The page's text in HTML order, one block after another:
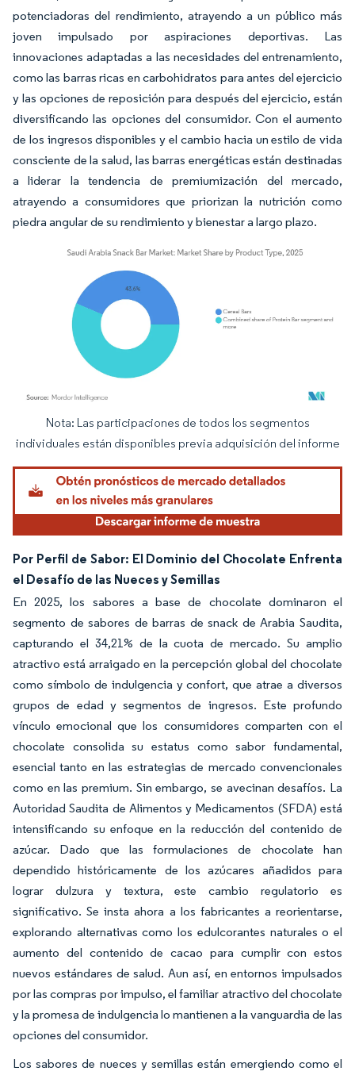
potenciadoras del rendimiento, atrayendo a un público más
joven impulsado por aspiraciones deportivas. Las
innovaciones adaptadas a las necesidades del entrenamiento,
como las barras ricas en carbohidratos para antes del ejercicio
y las opciones de reposición para después del ejercicio, están
diversificando las opciones del consumidor. Con el aumento
de los ingresos disponibles y el cambio hacia un estilo de vida
consciente de la salud, las barras energéticas están destinadas
a liderar la tendencia de premiumización del mercado,
atrayendo a consumidores que priorizan la nutrición como
piedra angular de su rendimiento y bienestar a largo plazo.
Imagen © Mordor Intelligence. El uso requiere atribución según CC BY 4.0.
Nota: Las participaciones de todos los segmentos
individuales están disponibles previa adquisición del informe
Por Perfil de Sabor: El Dominio del Chocolate Enfrenta
el Desafío de las Nueces y Semillas
En 2025, los sabores a base de chocolate dominaron el
segmento de sabores de barras de snack de Arabia Saudita,
capturando el 34,21% de la cuota de mercado. Su amplio
atractivo está arraigado en la percepción global del chocolate
como símbolo de indulgencia y confort, que atrae a diversos
grupos de edad y segmentos de ingresos. Este profundo
vínculo emocional que los consumidores comparten con el
chocolate consolida su estatus como sabor fundamental,
esencial tanto en las estrategias de mercado convencionales
como en las premium. Sin embargo, se avecinan desafíos. La
Autoridad Saudita de Alimentos y Medicamentos (SFDA) está
intensificando su enfoque en la reducción del contenido de
azúcar. Dado que las formulaciones de chocolate han
dependido históricamente de los azúcares añadidos para
lograr dulzura y textura, este cambio regulatorio es
significativo. Se insta ahora a los fabricantes a reorientarse,
explorando alternativas como los edulcorantes naturales o el
aumento del contenido de cacao para cumplir con estos
nuevos estándares de salud. Aun así, en entornos impulsados
por las compras por impulso, el familiar atractivo del chocolate
y la promesa de indulgencia lo mantienen a la vanguardia de las
opciones del consumidor.
Los sabores de nueces y semillas están emergiendo como el